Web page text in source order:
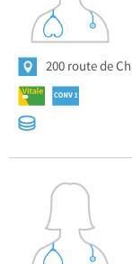
200 route de